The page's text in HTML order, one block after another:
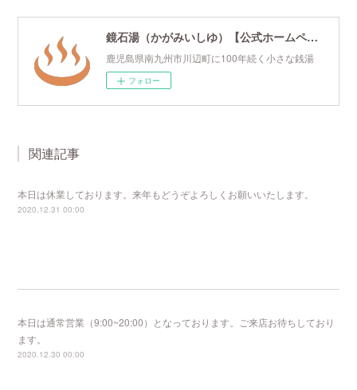
鏡石湯（かがみいしゆ）【公式ホームページ】
鹿児島県南九州市川辺町に100年続く小さな銭湯
フォロー
関連記事
本日は休業しております。来年もどうぞよろしくお願いいたします。
2020.12.31 00:00
本日は通常営業（9:00~20:00）となっております。ご来店お待ちしており
ます。
2020.12.30 00:00